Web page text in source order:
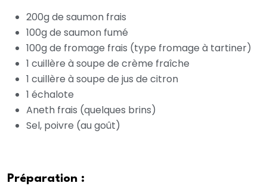
200g de saumon frais
100g de saumon fumé
100g de fromage frais (type fromage à tartiner)
1 cuillère à soupe de crème fraîche
1 cuillère à soupe de jus de citron
1 échalote
Aneth frais (quelques brins)
Sel, poivre (au goût)
Préparation :